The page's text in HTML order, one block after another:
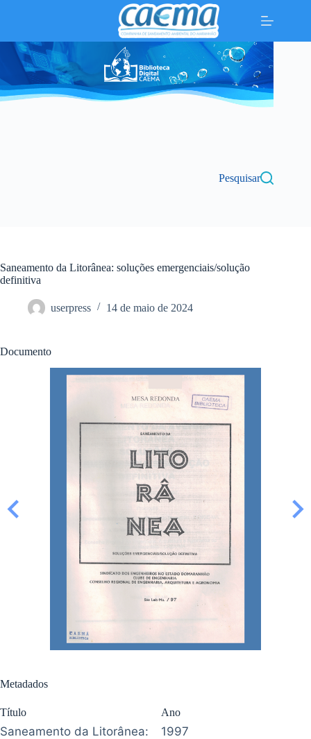
conteúdo
Pesquisar
Saneamento da Litorânea: soluções emergenciais/solução
definitiva
userpress 14 de maio de 2024
Documento
Metadados
Título
Saneamento da Litorânea:
Ano
1997